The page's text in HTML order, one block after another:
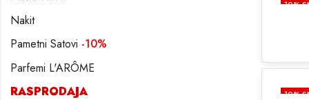
10%
10%
Nakit
Pametni Satovi -10%
Parfemi L'ARÔME
RASPRODAJA